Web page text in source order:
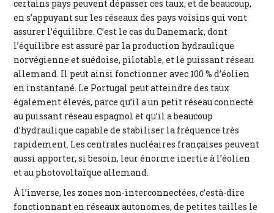
certains pays peuvent dépasser ces taux, et de beaucoup,
en s’appuyant sur les réseaux des pays voisins qui vont
assurer l’équilibre. C’est le cas du Danemark, dont
l’équilibre est assuré par la production hydraulique
norvégienne et suédoise, pilotable, et le puissant réseau
allemand. Il peut ainsi fonctionner avec 100 % d’éolien
en instantané. Le Portugal peut atteindre des taux
également élevés, parce qu’il a un petit réseau connecté
au puissant réseau espagnol et qu’il a beaucoup
d’hydraulique capable de stabiliser la fréquence très
rapidement. Les centrales nucléaires françaises peuvent
aussi apporter, si besoin, leur énorme inertie à l’éolien
et au photovoltaïque allemand.
À l’inverse, les zones non-interconnectées, c’està-dire
fonctionnant en réseaux autonomes, de petites tailles le